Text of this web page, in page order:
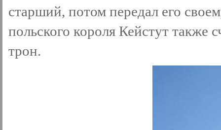
старший, потом передал его
польского короля Кейстут также
трон.